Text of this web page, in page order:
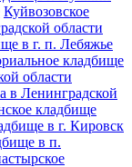
Куйвозовское
области
в г. п. Лебяжье
кладбище
области
в Ленинградской
кладбище
в г. Кировск
в п.